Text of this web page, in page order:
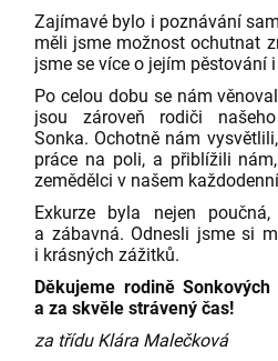
Zajímavé bylo i poznávání
měli jsme možnost ochutnat
jsme se více o jejím pěstování
Po celou dobu se nám
jsou zároveň rodiči
Sonka. Ochotně nám
práce na poli, a přiblížili
zemědělci v našem
Exkurze byla nejen
a zábavná. Odnesli jsme si
i krásných zážitků.
Děkujeme rodině
a za skvěle strávený čas!
za třídu Klára Malečková